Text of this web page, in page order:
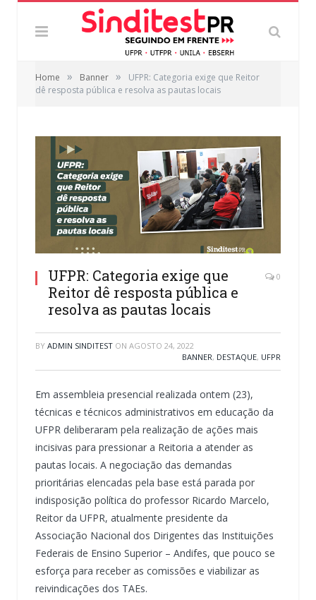
Home » Banner »
UFPR: Categoria exige que Reitor
dê resposta pública e resolva as pautas locais
UFPR: Categoria exige que
Reitor dê resposta pública e
resolva as pautas locais
0
BY ADMIN SINDITEST ON AGOSTO 24, 2022
BANNER, DESTAQUE, UFPR
Em assembleia presencial realizada ontem (23),
técnicas e técnicos administrativos em educação da
UFPR deliberaram pela realização de ações mais
incisivas para pressionar a Reitoria a atender as
pautas locais. A negociação das demandas
prioritárias elencadas pela base está parada por
indisposição política do professor Ricardo Marcelo,
Reitor da UFPR, atualmente presidente da
Associação Nacional dos Dirigentes das Instituições
Federais de Ensino Superior – Andifes, que pouco se
esforça para receber as comissões e viabilizar as
reivindicações dos TAEs.